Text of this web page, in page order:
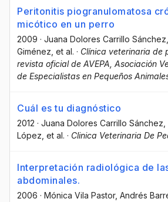
Peritonitis piogranulomatosa
micótico en un perro
2009 · Juana Dolores Carrillo Sánchez
Giménez , et al. · Clínica veterinaria de
revista oficial de AVEPA, Asociación
de Especialistas en Pequeños
Cuál es tu diagnóstico
2012 · Juana Dolores Carrillo Sánchez
López , et al. · Clinica Veterinaria De
Interpretación radiológica de
abdominales.
2006 · Mónica Vila Pastor, Andrés